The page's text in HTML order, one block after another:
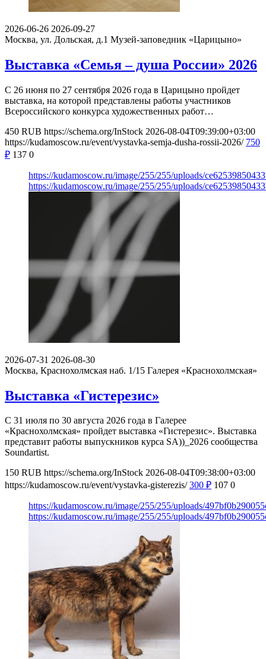
2026-06-26 2026-09-27
Москва, ул. Дольская, д.1 Музей-заповедник «Царицыно»
Выставка «Семья – душа России» 2026
С 26 июня по 27 сентября 2026 года в Царицыно пройдет
выставка, на которой представлены работы участников
Всероссийского конкурса художественных работ…
450 RUB https://schema.org/InStock 2026-08-04T09:39:00+03:00
https://kudamoscow.ru/event/vystavka-semja-dusha-rossii-2026/ 750
₽ 137 0
https://kudamoscow.ru/image/255/255/uploads/
https://kudamoscow.ru/image/255/255/uploads/
2026-07-31 2026-08-30
Москва, Краснохолмская наб. 1/15 Галерея «Краснохолмская»
Выставка «Гистерезис»
С 31 июля по 30 августа 2026 года в Галерее
«Краснохолмская» пройдет выставка «Гистерезис». Выставка
представит работы выпускников курса SA))_2026 сообщества
Soundartist.
150 RUB https://schema.org/InStock 2026-08-04T09:38:00+03:00
https://kudamoscow.ru/event/vystavka-gisterezis/ 300 ₽ 107 0
https://kudamoscow.ru/image/255/255/uploads/
https://kudamoscow.ru/image/255/255/uploads/